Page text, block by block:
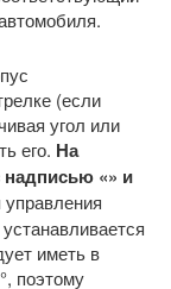
(если
угол или
его. На
надписью «» и
иметь в
поэтому